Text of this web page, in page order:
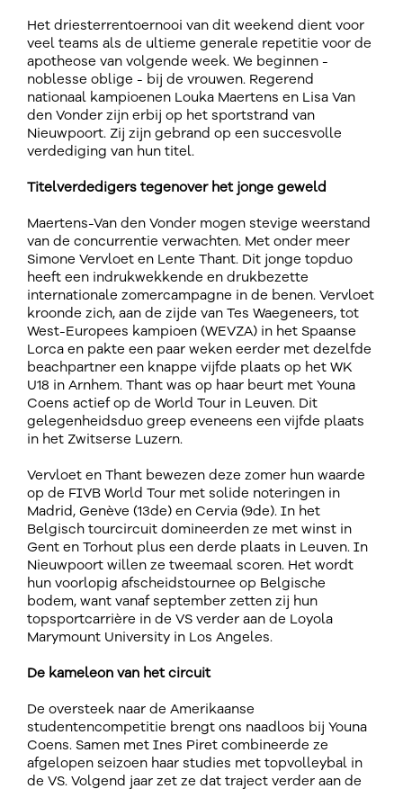
Het driesterrentoernooi van dit weekend dient voor
veel teams als de ultieme generale repetitie voor de
apotheose van volgende week. We beginnen -
noblesse oblige - bij de vrouwen. Regerend
nationaal kampioenen Louka Maertens en Lisa Van
den Vonder zijn erbij op het sportstrand van
Nieuwpoort. Zij zijn gebrand op een succesvolle
verdediging van hun titel.
Titelverdedigers tegenover het jonge geweld
Maertens-Van den Vonder mogen stevige weerstand
van de concurrentie verwachten. Met onder meer
Simone Vervloet en Lente Thant. Dit jonge topduo
heeft een indrukwekkende en drukbezette
internationale zomercampagne in de benen. Vervloet
kroonde zich, aan de zijde van Tes Waegeneers, tot
West-Europees kampioen (WEVZA) in het Spaanse
Lorca en pakte een paar weken eerder met dezelfde
beachpartner een knappe vijfde plaats op het WK
U18 in Arnhem. Thant was op haar beurt met Youna
Coens actief op de World Tour in Leuven. Dit
gelegenheidsduo greep eveneens een vijfde plaats
in het Zwitserse Luzern.
Vervloet en Thant bewezen deze zomer hun waarde
op de FIVB World Tour met solide noteringen in
Madrid, Genève (13de) en Cervia (9de). In het
Belgisch tourcircuit domineerden ze met winst in
Gent en Torhout plus een derde plaats in Leuven. In
Nieuwpoort willen ze tweemaal scoren. Het wordt
hun voorlopig afscheidstournee op Belgische
bodem, want vanaf september zetten zij hun
topsportcarrière in de VS verder aan de Loyola
Marymount University in Los Angeles.
De kameleon van het circuit
De oversteek naar de Amerikaanse
studentencompetitie brengt ons naadloos bij Youna
Coens. Samen met Ines Piret combineerde ze
afgelopen seizoen haar studies met topvolleybal in
de VS. Volgend jaar zet ze dat traject verder aan de